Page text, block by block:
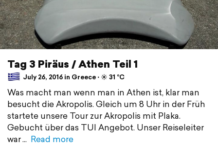
Tag 3 Piräus / Athen Teil 1
July 26, 2016 in Greece ⋅ ☀️ 31 °C
Was macht man wenn man in Athen ist, klar man
besucht die Akropolis. Gleich um 8 Uhr in der Früh
startete unsere Tour zur Akropolis mit Plaka.
Gebucht über das TUI Angebot. Unser Reiseleiter
war
Read more